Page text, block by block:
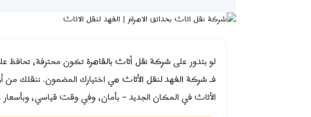
لو بتدور علىشركة نقل أثاث بالقاهرةتكون محترفة، تحافظ
فـشركة الفهد لنقل الأثاثهي اختيارك المضمون. ننقلك من
الأثاث في المكان الجديد – بأمان، وفي وقت قياسي،